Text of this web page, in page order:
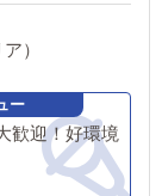
）
歓迎！好環境